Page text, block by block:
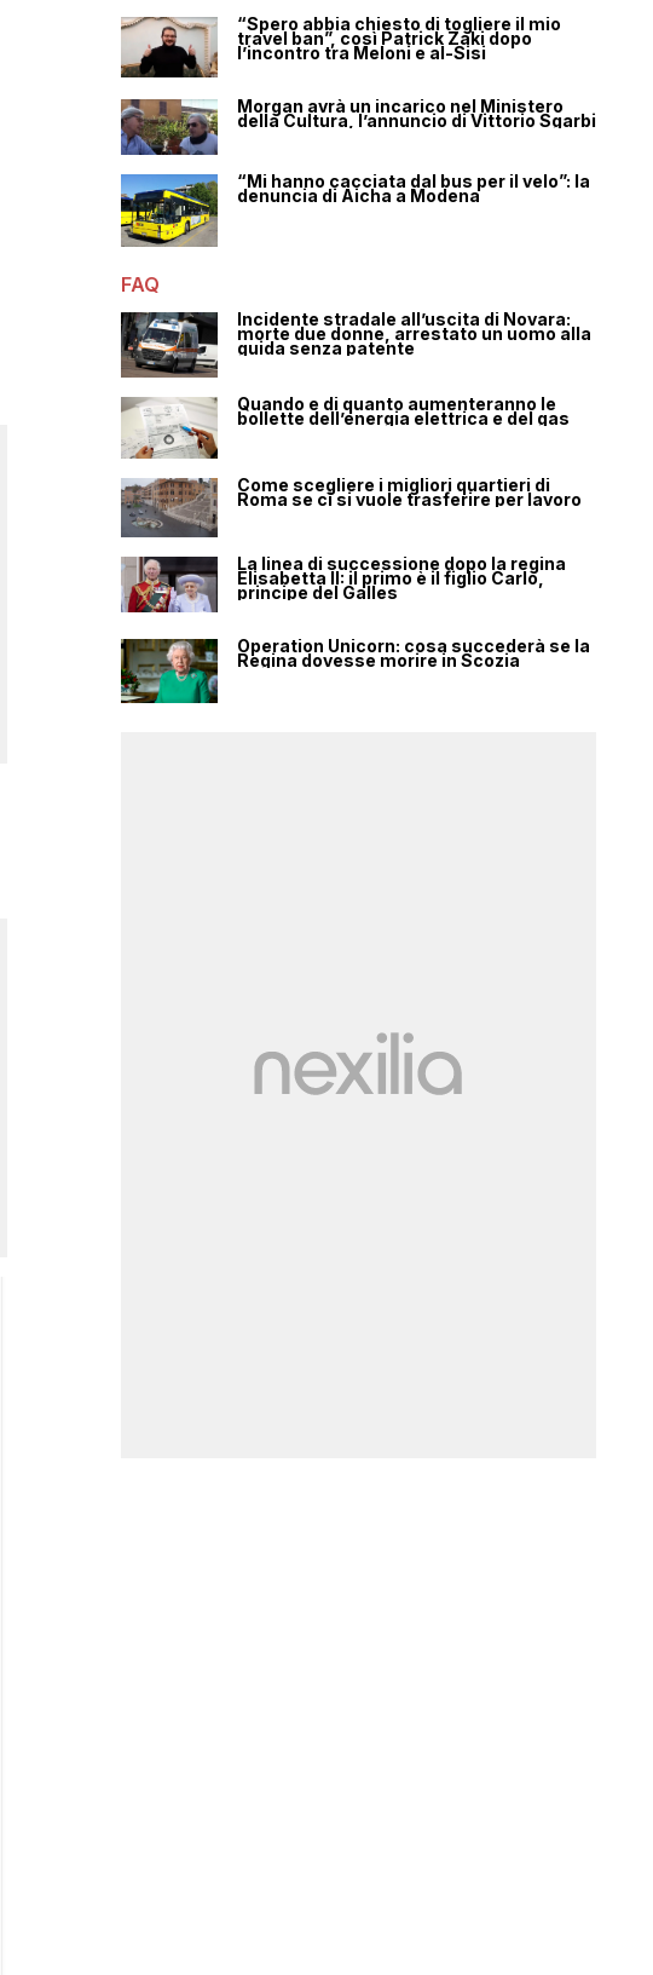
“Spero abbia chiesto di togliere il mio
travel ban”, così Patrick Zaki dopo
l’incontro tra Meloni e al-Sisi
Morgan avrà un incarico nel Ministero
della Cultura, l’annuncio di Vittorio Sgarbi
“Mi hanno cacciata dal bus per il velo”: la
denuncia di Aicha a Modena
FAQ
Incidente stradale all’uscita di Novara:
morte due donne, arrestato un uomo alla
guida senza patente
Quando e di quanto aumenteranno le
bollette dell’energia elettrica e del gas
Come scegliere i migliori quartieri di
Roma se ci si vuole trasferire per lavoro
La linea di successione dopo la regina
Elisabetta II: il primo è il figlio Carlo,
principe del Galles
Operation Unicorn: cosa succederà se la
Regina dovesse morire in Scozia